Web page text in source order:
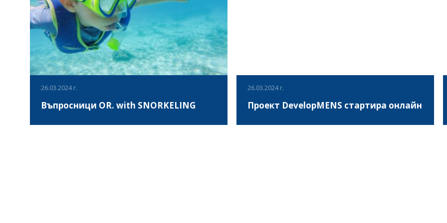
26.03.2024 г.
Въпросници OR. with SNORKELING
26.03.2024 г.
Проект DevelopMENS стартира онлайн